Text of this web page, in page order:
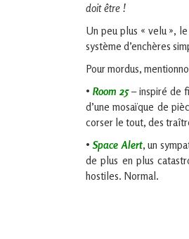
doit être !
Un peu plus « velu »,
système d’enchères
Pour mordus,
• Room 25– inspiré de
d’une mosaïque de
corser le tout, des
•Space Alert, un
de plus en plus
hostiles. Normal.